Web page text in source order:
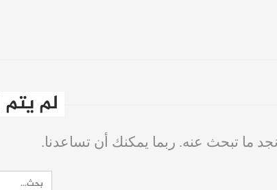
لم
نجد ما تبحث عنه. ربما يمكنك أن تساعدنا.